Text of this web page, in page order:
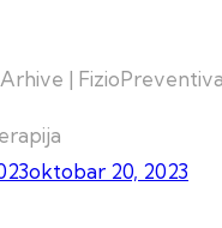
| FizioPreventiva
oktobar 20, 2023